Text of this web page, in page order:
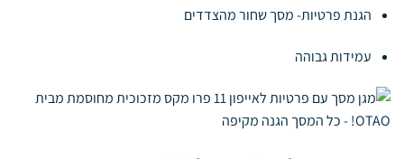
הגנת פרטיות- מסך שחור מהצדדים
עמידות גבוהה